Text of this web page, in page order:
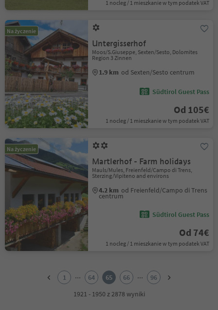
1 nocleg / 1 mieszkanie w tym podatek VAT
Na życzenie
Untergisserhof
Moos/S.Giuseppe, Sexten/Sesto, Dolomites
Region 3 Zinnen
1.9 km od Sexten/Sesto centrum
Südtirol Guest Pass
Od 105€
1 nocleg / 1 mieszkanie w tym podatek VAT
Na życzenie
Martlerhof - Farm holidays
Mauls/Mules, Freienfeld/Campo di Trens,
Sterzing/Vipiteno and environs
4.2 km od Freienfeld/Campo di Trens
centrum
Südtirol Guest Pass
Od 74€
1 nocleg / 1 mieszkanie w tym podatek VAT
1 ... 64 65 66 ...
96
1921 - 1950 z 2878 wyniki